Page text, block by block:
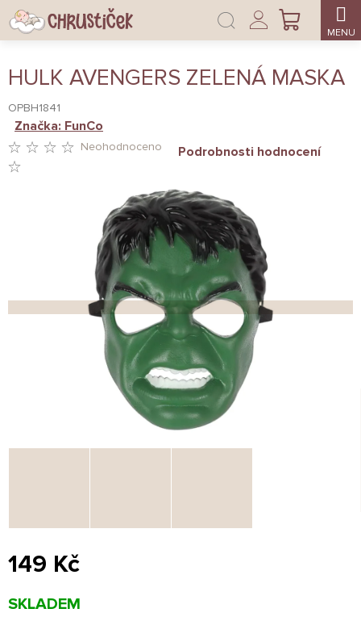
Přejít
na
obsah
NÁKUPNÍ
Přihlášení
HULK AVENGERS ZELENÁ MASKA
OPBH1841
HVĚZDIČEK.
Neohodnoceno Podrobnosti hodnocení
Značka: FunCo
149 Kč
cena:
SKLADEM